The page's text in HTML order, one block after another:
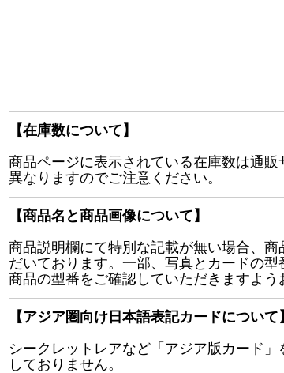
【在庫数について】
商品ページに表示されている在庫数は通
異なりますのでご注意ください。
【商品名と商品画像について】
商品説明欄にて特別な記載が無い場合、
だいております。一部、写真とカードの
商品の型番をご確認していただきますよう
【アジア圏向け日本語表記カードについて】
シークレットレアなど「アジア版カード
しておりません。